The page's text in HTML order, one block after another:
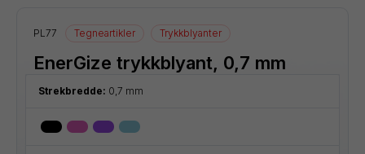
PL77 Tegneartikler Trykkblyanter
EnerGize trykkblyant, 0,7 mm
Strekbredde: 0,7 mm